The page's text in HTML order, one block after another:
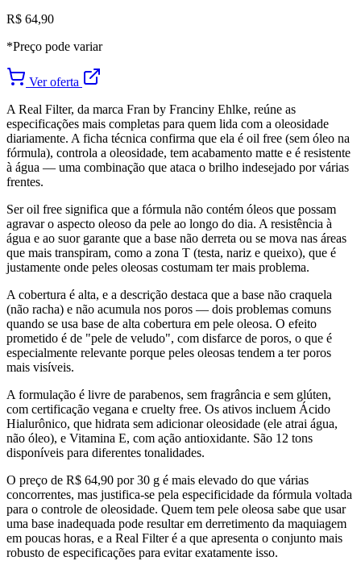
R$ 64,90
*Preço pode variar
Ver oferta
A Real Filter, da marca Fran by Franciny Ehlke, reúne as
especificações mais completas para quem lida com a oleosidade
diariamente. A ficha técnica confirma que ela é oil free (sem óleo na
fórmula), controla a oleosidade, tem acabamento matte e é resistente
à água — uma combinação que ataca o brilho indesejado por várias
frentes.
Ser oil free significa que a fórmula não contém óleos que possam
agravar o aspecto oleoso da pele ao longo do dia. A resistência à
água e ao suor garante que a base não derreta ou se mova nas áreas
que mais transpiram, como a zona T (testa, nariz e queixo), que é
justamente onde peles oleosas costumam ter mais problema.
A cobertura é alta, e a descrição destaca que a base não craquela
(não racha) e não acumula nos poros — dois problemas comuns
quando se usa base de alta cobertura em pele oleosa. O efeito
prometido é de "pele de veludo", com disfarce de poros, o que é
especialmente relevante porque peles oleosas tendem a ter poros
mais visíveis.
A formulação é livre de parabenos, sem fragrância e sem glúten,
com certificação vegana e cruelty free. Os ativos incluem Ácido
Hialurônico, que hidrata sem adicionar oleosidade (ele atrai água,
não óleo), e Vitamina E, com ação antioxidante. São 12 tons
disponíveis para diferentes tonalidades.
O preço de R$ 64,90 por 30 g é mais elevado do que várias
concorrentes, mas justifica-se pela especificidade da fórmula voltada
para o controle de oleosidade. Quem tem pele oleosa sabe que usar
uma base inadequada pode resultar em derretimento da maquiagem
em poucas horas, e a Real Filter é a que apresenta o conjunto mais
robusto de especificações para evitar exatamente isso.